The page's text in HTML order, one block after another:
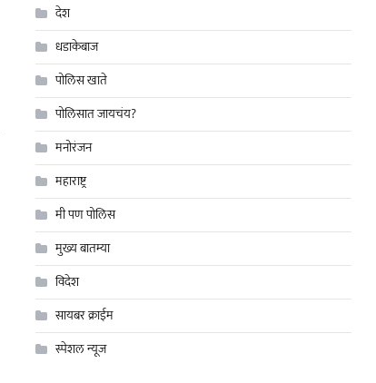
देश
धडाकेबाज
पोलिस खाते
पोलिसात जायचंय?
मनोरंजन
महाराष्ट्र
मी पण पोलिस
मुख्य बातम्या
विदेश
सायबर क्राईम
स्पेशल न्यूज